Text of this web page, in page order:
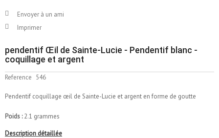
Envoyer à un ami
Imprimer
pendentif Œil de Sainte-Lucie - Pendentif blanc -
coquillage et argent
Reference 546
Pendentif coquillage œil de Sainte-Lucie et argent en forme de goutte
Poids :2.1 grammes
Description détaillée